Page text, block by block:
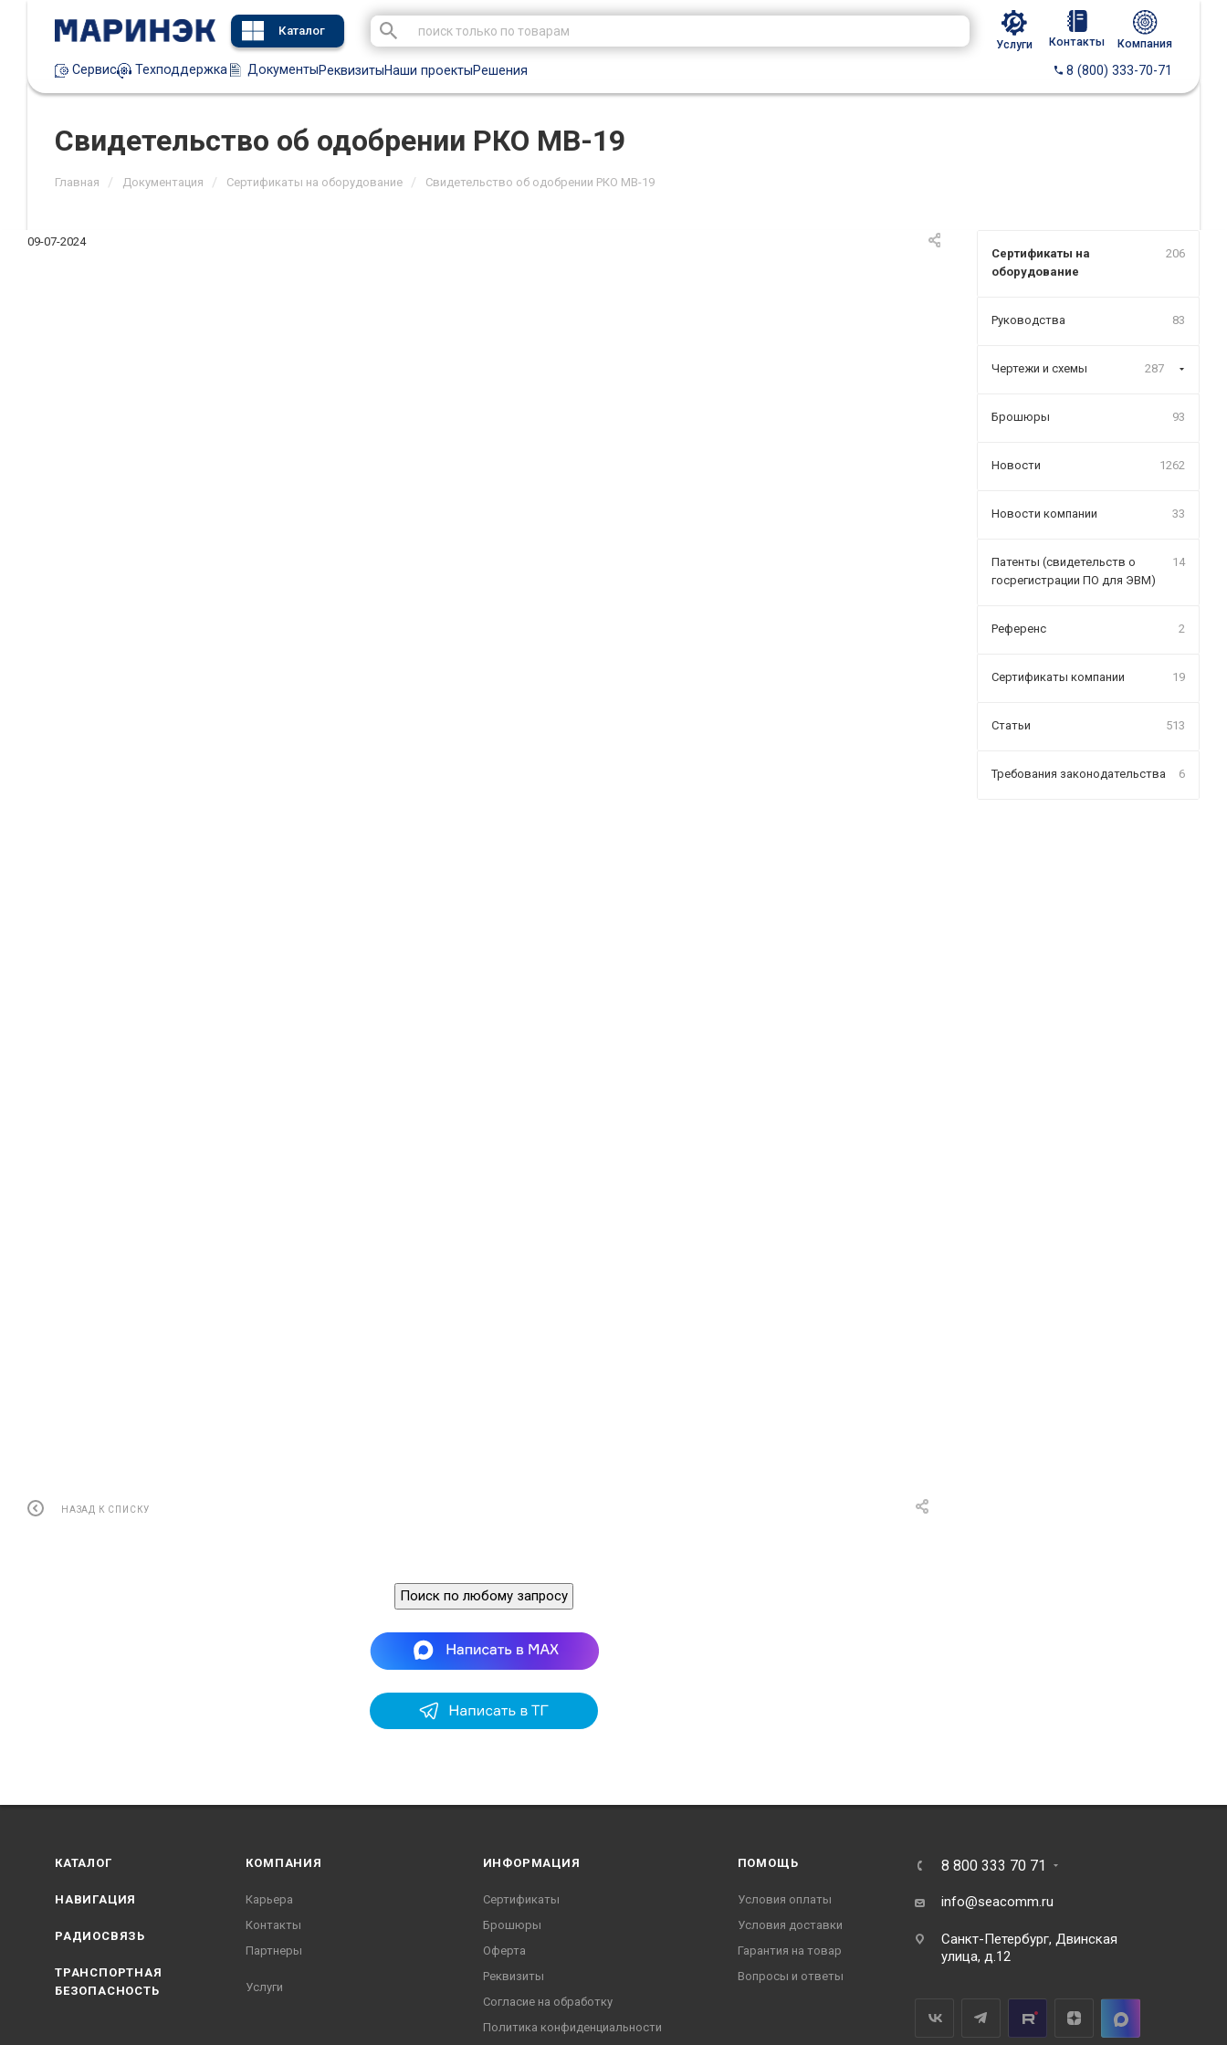
Каталог
Услуги Контакты Компания
Сервис Техподдержка ДокументыРеквизитыНаши проектыРешения 8 (800) 333-70-71
Свидетельство об одобрении РКО МВ-19
Главная / Документация / Сертификаты на оборудование / Свидетельство об одобрении РКО МВ-19
09-07-2024
НАЗАД К СПИСКУ
Поиск по любому запросу
Сертификаты на
оборудование
206
Руководства 83
Чертежи и схемы 287
Брошюры 93
Новости 1262
Новости компании 33
Патенты (свидетельств о
госрегистрации ПО для ЭВМ)
14
Референс 2
Сертификаты компании 19
Статьи 513
Требования законодательства 6
КАТАЛОГ
НАВИГАЦИЯ
РАДИОСВЯЗЬ
ТРАНСПОРТНАЯ
БЕЗОПАСНОСТЬ
КОМПАНИЯ
Карьера
Контакты
Партнеры
Услуги
ИНФОРМАЦИЯ
Сертификаты
Брошюры
Оферта
Реквизиты
Согласие на обработку
Политика конфиденциальности
ПОМОЩЬ
Условия оплаты
Условия доставки
Гарантия на товар
Вопросы и ответы
8 800 333 70 71
info@seacomm.ru
Санкт-Петербург, Двинская
улица, д.12